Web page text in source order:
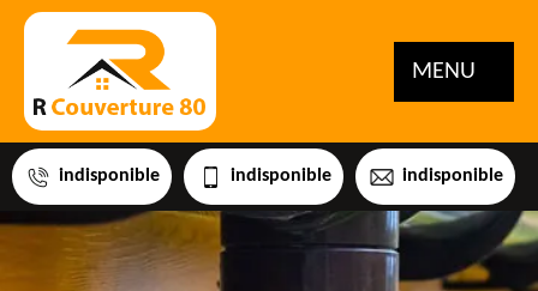
MENU
indisponible indisponible indisponible